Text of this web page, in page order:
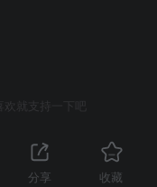
喜欢就支持一下吧
分享 收藏